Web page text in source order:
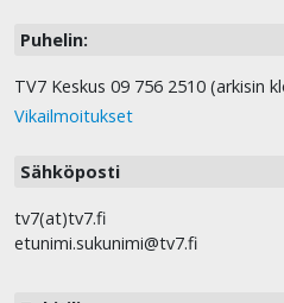
Puhelin:
TV7 Keskus 09 756 2510 (arkisin
Vikailmoitukset
Sähköposti
tv7(at)tv7.fi
etunimi.sukunimi@tv7.fi